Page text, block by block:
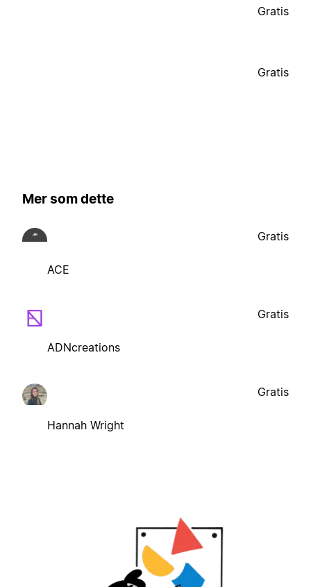
Gratis
Gratis
Mer som dette
ACE
Gratis
ADNcreations
Gratis
Hannah Wright
Gratis